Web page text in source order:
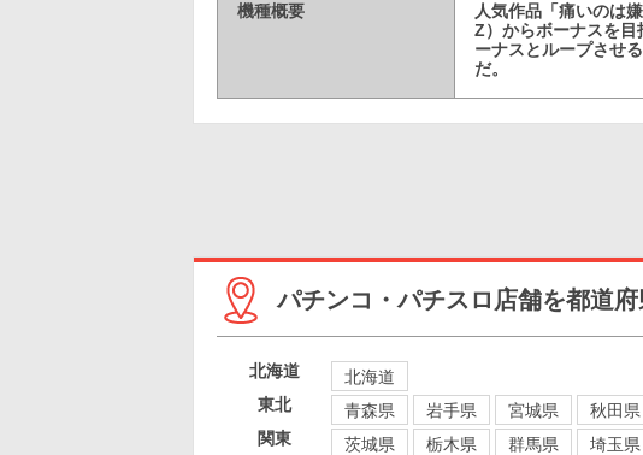
機種概要
人気作品「痛いのは
Z）からボーナスを
ーナスとループさせ
だ。
パチンコ・パチスロ店舗を都道
北海道
北海道
東北
青森県 岩手県 宮城県 秋田県
関東
茨城県 栃木県 群馬県 埼玉県